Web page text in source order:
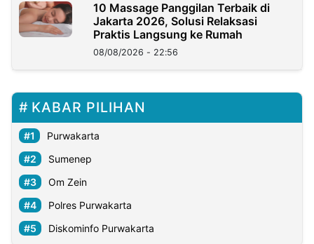
10 Massage Panggilan Terbaik di
Jakarta 2026, Solusi Relaksasi
Praktis Langsung ke Rumah
08/08/2026 - 22:56
KABAR PILIHAN
Purwakarta
Sumenep
Om Zein
Polres Purwakarta
Diskominfo Purwakarta